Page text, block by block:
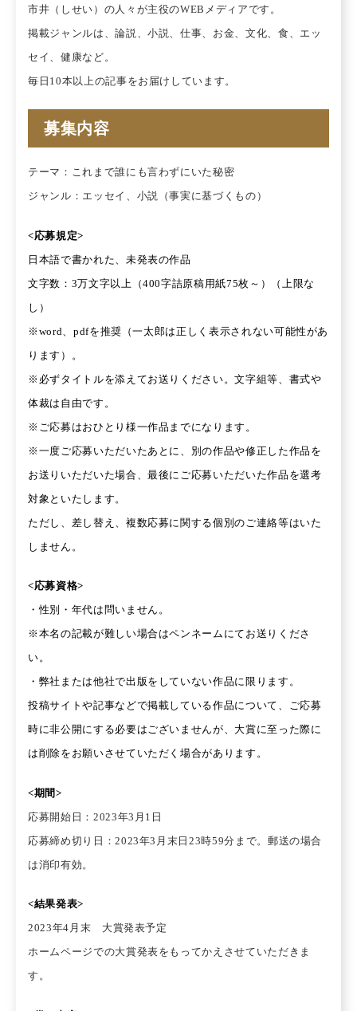
市井（しせい）の人々が主役のWEBメディアです。
掲載ジャンルは、論説、小説、仕事、お金、文化、食、エッ
セイ、健康など。
毎日10本以上の記事をお届けしています。
募集内容
テーマ：これまで誰にも言わずにいた秘密
ジャンル：エッセイ、小説（事実に基づくもの）
<応募規定>
日本語で書かれた、未発表の作品
文字数：3万文字以上（400字詰原稿用紙75枚～）（上限な
し）
※word、pdfを推奨（一太郎は正しく表示されない可能性があ
ります）。
※必ずタイトルを添えてお送りください。文字組等、書式や
体裁は自由です。
※ご応募はおひとり様一作品までになります。
※一度ご応募いただいたあとに、別の作品や修正した作品を
お送りいただいた場合、最後にご応募いただいた作品を選考
対象といたします。
ただし、差し替え、複数応募に関する個別のご連絡等はいた
しません。
<応募資格>
・性別・年代は問いません。
※本名の記載が難しい場合はペンネームにてお送りくださ
い。
・弊社または他社で出版をしていない作品に限ります。
投稿サイトや記事などで掲載している作品について、ご応募
時に非公開にする必要はございませんが、大賞に至った際に
は削除をお願いさせていただく場合があります。
<期間>
応募開始日：2023年3月1日
応募締め切り日：2023年3月末日23時59分まで。郵送の場合
は消印有効。
<結果発表>
2023年4月末 大賞発表予定
ホームページでの大賞発表をもってかえさせていただきま
す。